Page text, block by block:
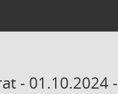
- 01.10.2024 -